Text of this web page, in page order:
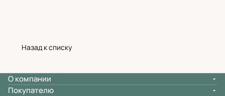
Назад к списку
О компании
Покупателю